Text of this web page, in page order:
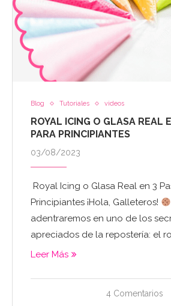
Blog Tutoriales videos
ROYAL ICING O GLASA REAL
PARA PRINCIPIANTES
03/08/2023
Royal Icing o Glasa Real en 3
Principiantes ¡Hola, Galleteros!
adentraremos en uno de los
apreciados de la repostería: el
Leer Más
4 Comentarios